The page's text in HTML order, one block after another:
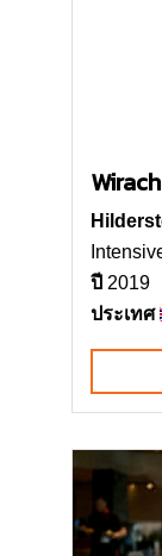
ปี 2019
ประเทศ